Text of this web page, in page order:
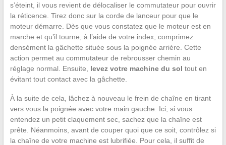
s’éteint, il vous revient de délocaliser le commutateur pour ouvrir
la réticence. Tirez donc sur la corde de lanceur pour que le
moteur démarre. Dès que vous constatez que le moteur est en
marche et qu’il tourne, à l’aide de votre index, comprimez
densément la gâchette située sous la poignée arrière. Cette
action permet au commutateur de rebrousser chemin au
réglage normal. Ensuite, levez votre machine du sol tout en
évitant tout contact avec la gâchette.
À la suite de cela, lâchez à nouveau le frein de chaîne en tirant
vers vous la poignée avec votre main gauche. Ici, si vous
entendez un petit claquement sec, sachez que la chaîne est
prête. Néanmoins, avant de couper quoi que ce soit, contrôlez si
la chaîne de votre machine est lubrifiée. Pour cela, il suffit de